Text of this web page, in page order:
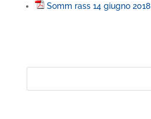
Somm rass 14 giugno 2018